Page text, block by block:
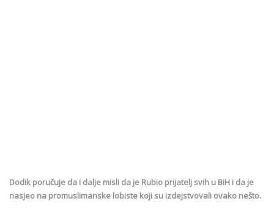
Dodik poručuje da i dalje misli da je Rubio prijatelj svih u BiH i da je
nasjeo na promuslimanske lobiste koji su izdejstvovali ovako nešto.